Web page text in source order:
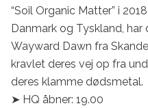
“Soil Organic Matter” i
Danmark og Tyskland,
Wayward Dawn fra
kravlet deres vej op fra
deres klamme dødsmetal.
➤ HQ åbner: 19.00